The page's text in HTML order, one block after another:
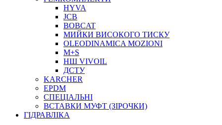
ФІЛЬТРИ ДЛЯ ПАЛЬНОГО
ПІДДОНИ ДЛЯ БОЧОК
МОДУЛЬНІ АЗС
МЕТРОЛОГІЧНЕ ОБЛАДНАННЯ
ЛІЧИЛЬНИКИ І ВИТРАТОМІРИ ДЛЯ ПАЛЬНОГО
КОТУШКИ ДЛЯ ШЛАНГІВ
HYVA
JCB
BOBCAT
МИЙКИ ВИСОКОГО ТИСКУ
OLEODINAMICA MOZIONI
M+S
НШ VIVOIL
ДСТУ
KARCHER
EPDM
СПЕЦІАЛЬНІ
ВСТАВКИ МУФТ (ЗІРОЧКИ)
ГІДРАВЛІКА